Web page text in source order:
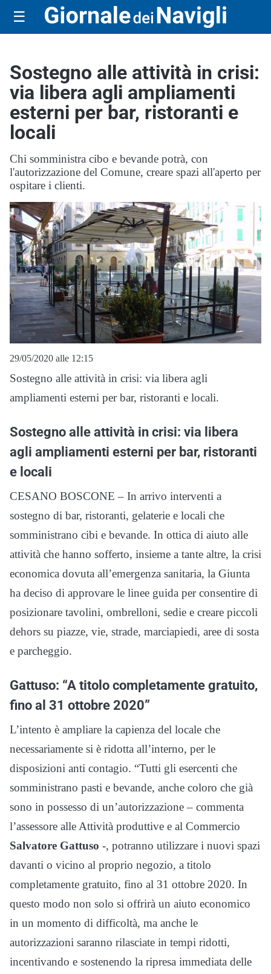
☰
Sostegno alle attività in crisi:
via libera agli ampliamenti
esterni per bar, ristoranti e
locali
Chi somministra cibo e bevande potrà, con
l'autorizzazione del Comune, creare spazi all'aperto per
ospitare i clienti.
29/05/2020 alle 12:15
Sostegno alle attività in crisi: via libera agli
ampliamenti esterni per bar, ristoranti e locali.
Sostegno alle attività in crisi: via libera
agli ampliamenti esterni per bar, ristoranti
e locali
CESANO BOSCONE – In arrivo interventi a
sostegno di bar, ristoranti, gelaterie e locali che
somministrano cibi e bevande. In ottica di aiuto alle
attività che hanno sofferto, insieme a tante altre, la crisi
economica dovuta all’emergenza sanitaria, la Giunta
ha deciso di approvare le linee guida per consentire di
posizionare tavolini, ombrelloni, sedie e creare piccoli
dehors su piazze, vie, strade, marciapiedi, aree di sosta
e parcheggio.
Gattuso: “A titolo completamente gratuito,
fino al 31 ottobre 2020”
L’intento è ampliare la capienza del locale che
necessariamente si è ridotta all’interno, per le
disposizioni anti contagio. “Tutti gli esercenti che
somministrano pasti e bevande, anche coloro che già
sono in possesso di un’autorizzazione – commenta
l’assessore alle Attività produttive e al Commercio
Salvatore Gattuso -, potranno utilizzare i nuovi spazi
davanti o vicino al proprio negozio, a titolo
completamente gratuito, fino al 31 ottobre 2020. In
questo modo non solo si offrirà un aiuto economico
in un momento di difficoltà, ma anche le
autorizzazioni saranno rilasciate in tempi ridotti,
incentivando e sostenendo la ripresa immediata delle